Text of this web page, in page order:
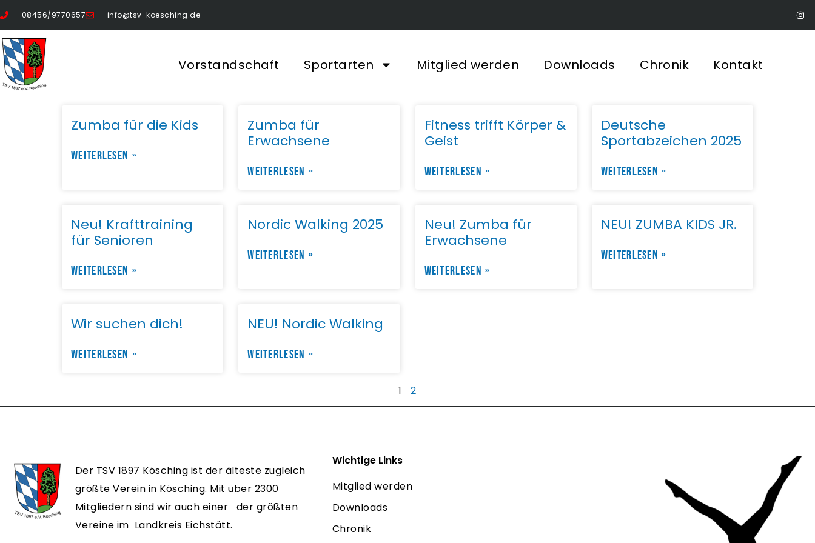
08456/9770657 info@tsv-koesching.de
Vorstandschaft Sportarten Mitglied werden Downloads Chronik Kontakt
Zumba für die Kids
WEITERLESEN »
Zumba für
Erwachsene
WEITERLESEN »
Fitness trifft Körper &
Geist
WEITERLESEN »
Deutsche
Sportabzeichen 2025
WEITERLESEN »
Neu! Krafttraining
für Senioren
WEITERLESEN »
Nordic Walking 2025
WEITERLESEN »
Neu! Zumba für
Erwachsene
WEITERLESEN »
NEU! ZUMBA KIDS JR.
WEITERLESEN »
Wir suchen dich!
WEITERLESEN »
NEU! Nordic Walking
WEITERLESEN »
1 2
Der TSV 1897 Kösching ist der älteste zugleich
größte Verein in Kösching. Mit über 2300
Mitgliedern sind wir auch einer der größten
Vereine im Landkreis Eichstätt.
Wichtige Links
Mitglied werden
Downloads
Chronik